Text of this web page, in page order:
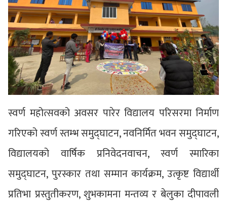
स्वर्ण महोत्सवको अवसर पारेर विद्यालय परिसरमा निर्माण
गरिएको स्वर्ण स्तम्भ समुद्घाटन, नवनिर्मित भवन समुद्घाटन,
विद्यालयको वार्षिक प्रनिवेदनवाचन, स्वर्ण स्मारिका
समुद्घाटन, पुरस्कार तथा सम्मान कार्यक्रम, उत्कृष्ट विद्यार्थी
प्रतिभा प्रस्तुतीकरण, शुभकामना मन्तव्य र बेलुका दीपावली